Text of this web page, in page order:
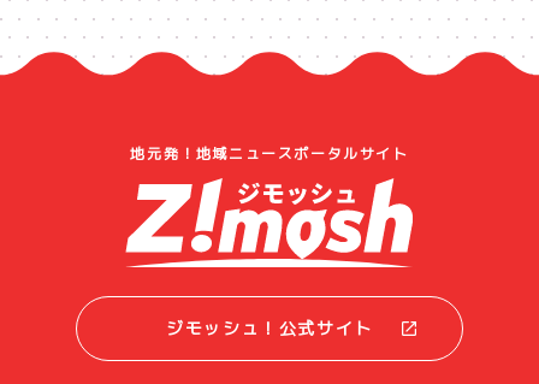
地元発！地域ニュースポータルサイト
ジモッシュ！公式サイト